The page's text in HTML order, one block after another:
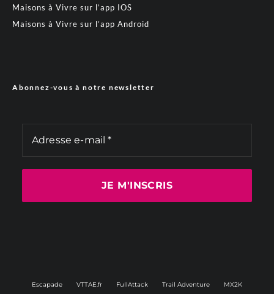
Maisons à Vivre sur l’app IOS
Maisons à Vivre sur l’app Android
Abonnez-vous à notre newsletter
Escapade VTTAE.fr FullAttack Trail Adventure MX2K